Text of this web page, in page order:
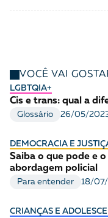
VOCÊ VAI
LGBTQIA+
Cis e trans: qual a
Glossário 26/05/
DEMOCRACIA E
Saiba o que pode e
abordagem policial
Para entender 18/
CRIANÇAS E